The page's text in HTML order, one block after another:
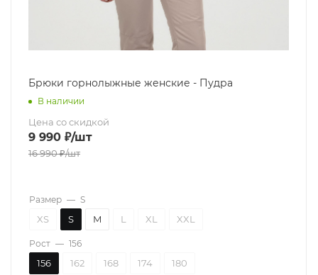
Брюки горнолыжные женские - Пудра
В наличии
Цена со скидкой
9 990 ₽/шт
16 990₽/шт
Размер — S
XS S M L XL XXL
Рост — 156
156 162 168 174 180